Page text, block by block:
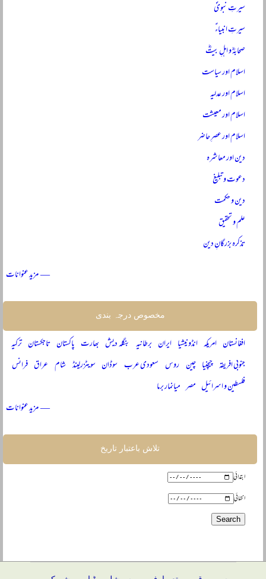
سیرتِ نبویؐ
سیرتِ انبیاءؑ
صحابہؓ و اہلِ بیتؓ
اسلام اور سیاست
اسلام اور عدلیہ
اسلام اور معیشت
اسلام اور عصرِ حاضر
دین اور معاشرہ
دعوت و تبلیغ
دین و حکمت
علم و تحقیق
تذکرہ بزرگانِ دین
— مزید عنوانات
مخصوص درجہ بندی
افغانستان امریکہ انڈونیشیا ایران برطانیہ بنگلہ دیش بھارت پاکستان تاجکستان ترکیہ
جنوبی افریقہ چیچنیا چین روس سعودی عرب سوڈان سویٹزرلینڈ شام عراق فرانس
فلسطین و اسرائیل مصر میانمار برما
— مزید عنوانات
تلاش باعتبار تاریخ
ابتدائی
انتہائی